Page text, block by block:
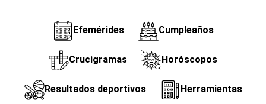
Efemérides Cumpleaños
Crucigramas Horóscopos
Resultados deportivos Herramientas